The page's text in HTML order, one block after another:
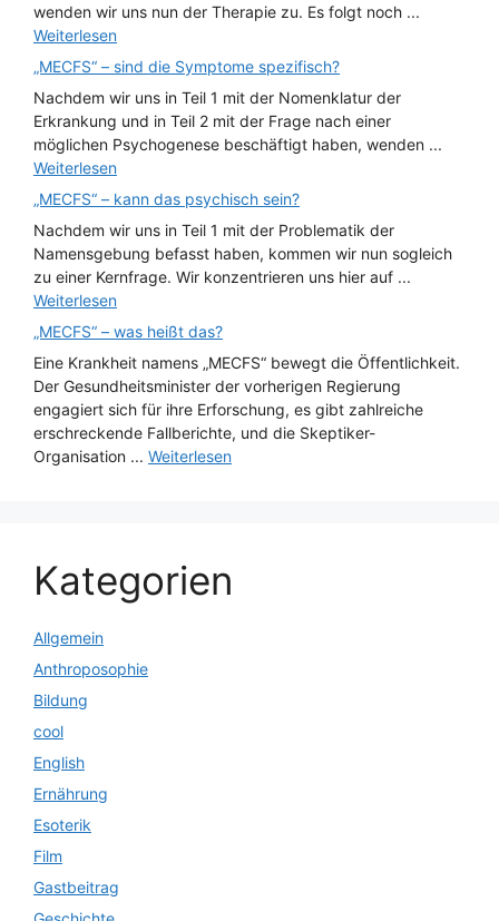
wenden wir uns nun der Therapie zu. Es folgt noch ...
Weiterlesen
„MECFS“ – sind die Symptome spezifisch?
Nachdem wir uns in Teil 1 mit der Nomenklatur der
Erkrankung und in Teil 2 mit der Frage nach einer
möglichen Psychogenese beschäftigt haben, wenden ...
Weiterlesen
„MECFS“ – kann das psychisch sein?
Nachdem wir uns in Teil 1 mit der Problematik der
Namensgebung befasst haben, kommen wir nun sogleich
zu einer Kernfrage. Wir konzentrieren uns hier auf ...
Weiterlesen
„MECFS“ – was heißt das?
Eine Krankheit namens „MECFS“ bewegt die Öffentlichkeit.
Der Gesundheitsminister der vorherigen Regierung
engagiert sich für ihre Erforschung, es gibt zahlreiche
erschreckende Fallberichte, und die Skeptiker-
Organisation ... Weiterlesen
Kategorien
Allgemein
Anthroposophie
Bildung
cool
English
Ernährung
Esoterik
Film
Gastbeitrag